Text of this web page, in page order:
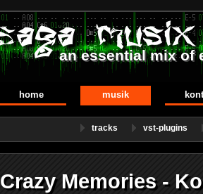
an essential mix of
home musik
tracks vst-plugins
Crazy Memories -